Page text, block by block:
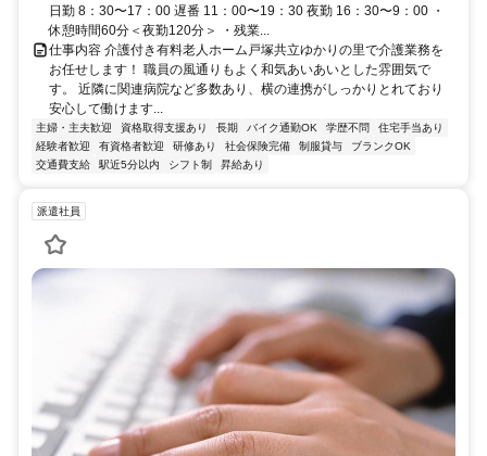
日勤 8：30〜17：00 遅番 11：00〜19：30 夜勤 16：30〜9：00 ・
休憩時間60分＜夜勤120分＞ ・残業...
仕事内容 介護付き有料老人ホーム戸塚共立ゆかりの里で介護業務を
お任せします！ 職員の風通りもよく和気あいあいとした雰囲気で
す。 近隣に関連病院など多数あり、横の連携がしっかりとれており
安心して働けます...
主婦・主夫歓迎 資格取得支援あり 長期 バイク通勤OK 学歴不問
住宅手当あり
経験者歓迎
有資格者歓迎 研修あり 社会保険完備 制服貸与
ブランクOK
交通費支給
駅近5分以内 シフト制 昇給あり
派遣社員